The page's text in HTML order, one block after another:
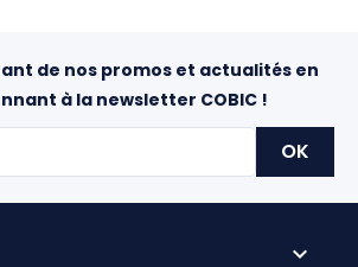
de nos promos et actualités en
à la newsletter COBIC !
